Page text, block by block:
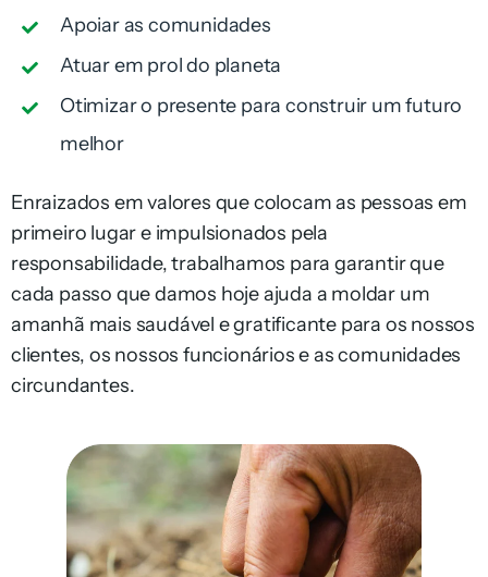
Apoiar as comunidades
Atuar em prol do planeta
Otimizar o presente para construir um futuro
melhor
Enraizados em valores que colocam as pessoas em
primeiro lugar e impulsionados pela
responsabilidade, trabalhamos para garantir que
cada passo que damos hoje ajuda a moldar um
amanhã mais saudável e gratificante para os nossos
clientes, os nossos funcionários e as comunidades
circundantes.